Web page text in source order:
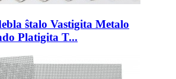
ŝtalo Vastigita Metalo
Platigita T...